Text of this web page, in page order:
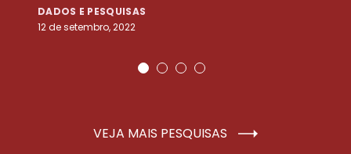
DADOS E PESQUISAS
12 de setembro, 2022
VEJA MAIS PESQUISAS